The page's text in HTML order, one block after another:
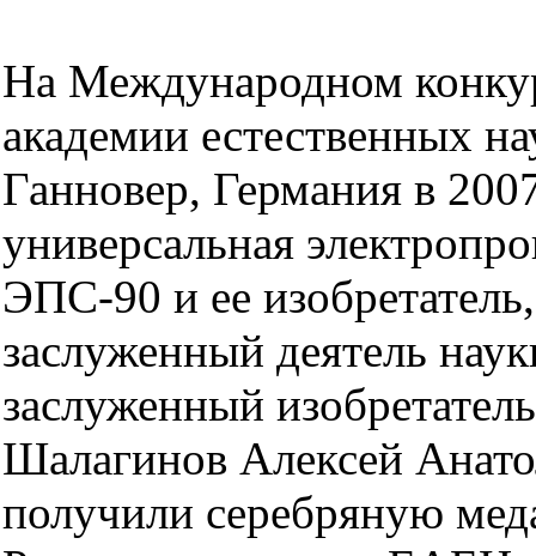
На Международном
академии естественных
Ганновер, Германия в
универсальная
ЭПС-90 и ее
заслуженный деятель
заслуженный
Шалагинов Алексей
получили серебряную